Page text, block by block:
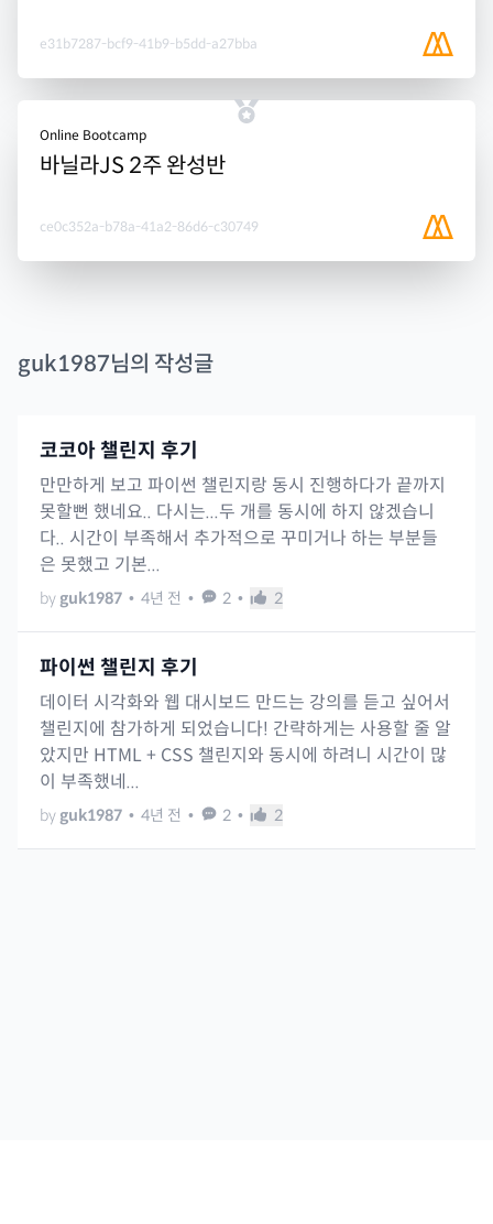
e31b7287-bcf9-41b9-b5dd-a27bba
Online Bootcamp
바닐라JS 2주 완성반
ce0c352a-b78a-41a2-86d6-c30749
guk1987님의 작성글
코코아 챌린지 후기
만만하게 보고 파이썬 챌린지랑 동시 진행하다가 끝까지
못할뻔 했네요.. 다시는...두 개를 동시에 하지 않겠습니
다.. 시간이 부족해서 추가적으로 꾸미거나 하는 부분들
은 못했고 기본...
by guk1987 • 4년 전 • 2 • 2
파이썬 챌린지 후기
데이터 시각화와 웹 대시보드 만드는 강의를 듣고 싶어서
챌린지에 참가하게 되었습니다! 간략하게는 사용할 줄 알
았지만 HTML + CSS 챌린지와 동시에 하려니 시간이 많
이 부족했네...
by guk1987 • 4년 전 • 2 • 2